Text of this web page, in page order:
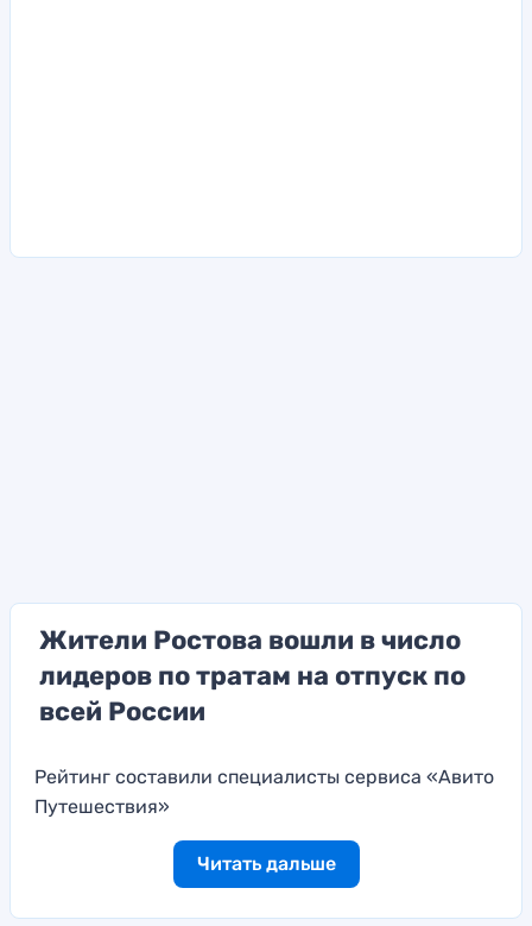
Жители Ростова вошли в число
лидеров по тратам на отпуск по
всей России
Рейтинг составили специалисты сервиса «Авито
Путешествия»
Читать дальше